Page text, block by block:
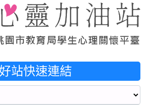
好站快速連結